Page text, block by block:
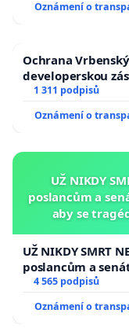
Oznámení o
Ochrana
developerskou
1 311 podpisů
Oznámení o
UŽ NIKDY
poslancům a
aby se
UŽ NIKDY SMRT
poslancům a
aby se tragédie
4 565 podpisů
Oznámení o